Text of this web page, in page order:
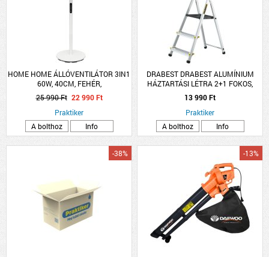
HOME HOME ÁLLÓVENTILÁTOR 3IN1
60W, 40CM, FEHÉR,
TÁVIRÁNYÍTÓVAL
25 990 Ft 22 990 Ft
Praktiker
A bolthoz
Info
DRABEST DRABEST ALUMÍNIUM
HÁZTARTÁSI LÉTRA 2+1 FOKOS,
MAX. 150KG
13 990 Ft
Praktiker
A bolthoz
Info
-38% -13%